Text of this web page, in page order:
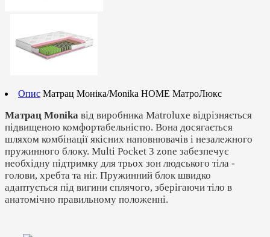
Опис Матрац Моніка/Monika HOME МатроЛюкс
Матрац Monika від виробника Matroluxe відрізняється
підвищеною комфортабельністю. Вона досягається
шляхом комбінації якісних наповнювачів і незалежного
пружинного блоку. Multi Pocket 3 zone забезпечує
необхідну підтримку для трьох зон людського тіла -
голови, хребта та ніг. Пружинний блок швидко
адаптується під вигини сплячого, зберігаючи тіло в
анатомічно правильному положенні.